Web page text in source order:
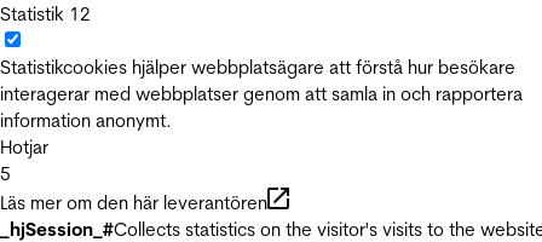
Statistik 12
Statistikcookies hjälper webbplatsägare att förstå hur besökare
interagerar med webbplatser genom att samla in och rapportera
information anonymt.
Hotjar
5
Läs mer om den här leverantören
_hjSession_#Collects statistics on the visitor's visits to the